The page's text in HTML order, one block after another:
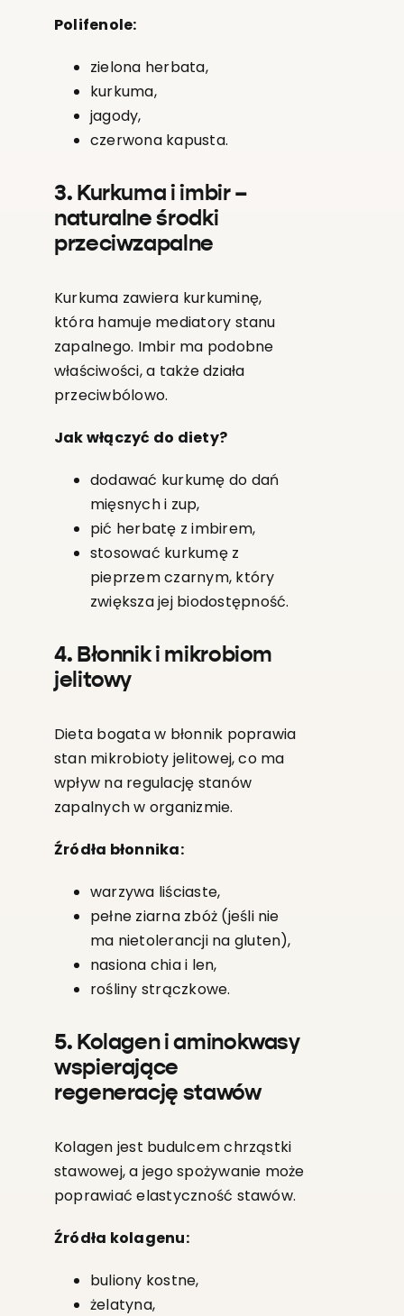
Polifenole:
zielona herbata,
kurkuma,
jagody,
czerwona kapusta.
3. Kurkuma i imbir –
naturalne środki
przeciwzapalne
Kurkuma zawiera kurkuminę,
która hamuje mediatory stanu
zapalnego. Imbir ma podobne
właściwości, a także działa
przeciwbólowo.
Jak włączyć do diety?
dodawać kurkumę do dań
mięsnych i zup,
pić herbatę z imbirem,
stosować kurkumę z
pieprzem czarnym, który
zwiększa jej biodostępność.
4. Błonnik i mikrobiom
jelitowy
Dieta bogata w błonnik poprawia
stan mikrobioty jelitowej, co ma
wpływ na regulację stanów
zapalnych w organizmie.
Źródła błonnika:
warzywa liściaste,
pełne ziarna zbóż (jeśli nie
ma nietolerancji na gluten),
nasiona chia i len,
rośliny strączkowe.
5. Kolagen i aminokwasy
wspierające
regenerację stawów
Kolagen jest budulcem chrząstki
stawowej, a jego spożywanie może
poprawiać elastyczność stawów.
Źródła kolagenu:
buliony kostne,
żelatyna,